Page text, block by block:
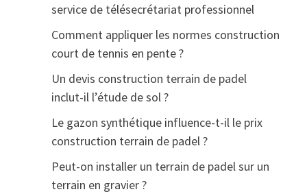
service de télésecrétariat professionnel
Comment appliquer les normes construction
court de tennis en pente ?
Un devis construction terrain de padel
inclut-il l’étude de sol ?
Le gazon synthétique influence-t-il le prix
construction terrain de padel ?
Peut-on installer un terrain de padel sur un
terrain en gravier ?